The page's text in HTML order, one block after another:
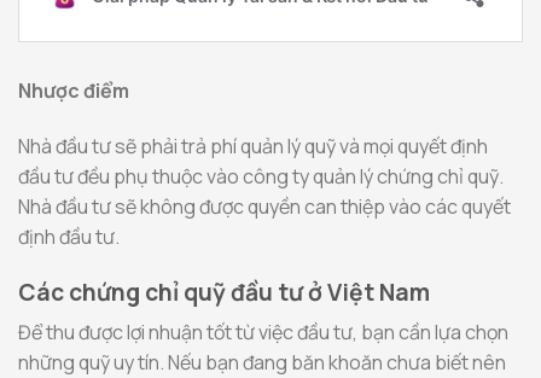
Nhược điểm
Nhà đầu tư sẽ phải trả phí quản lý quỹ và mọi quyết định
đầu tư đều phụ thuộc vào công ty quản lý chứng chỉ quỹ.
Nhà đầu tư sẽ không được quyền can thiệp vào các quyết
định đầu tư.
Các chứng chỉ quỹ đầu tư ở Việt Nam
Để thu được lợi nhuận tốt từ việc đầu tư, bạn cần lựa chọn
những quỹ uy tín. Nếu bạn đang băn khoăn chưa biết nên